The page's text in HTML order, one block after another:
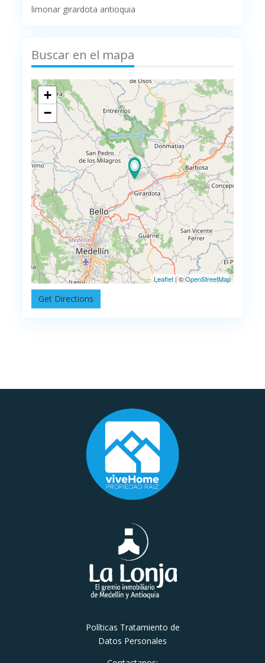
limonar girardota antioquia
Buscar en el mapa
+
−
Leaflet| ©OpenStreetMap
Get Directions
Políticas Tratamiento de
Datos Personales